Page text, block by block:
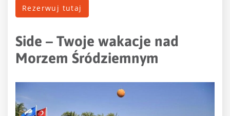
Rezerwuj tutaj
Side – Twoje wakacje nad
Morzem Śródziemnym